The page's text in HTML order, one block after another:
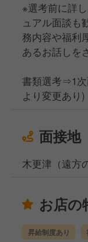
※選考前に詳
ュアル面談も
務内容や福利
あるお話しを
書類選考⇒1
より変更あり)
面接地
木更津（遠方
お店の
昇給制度あり